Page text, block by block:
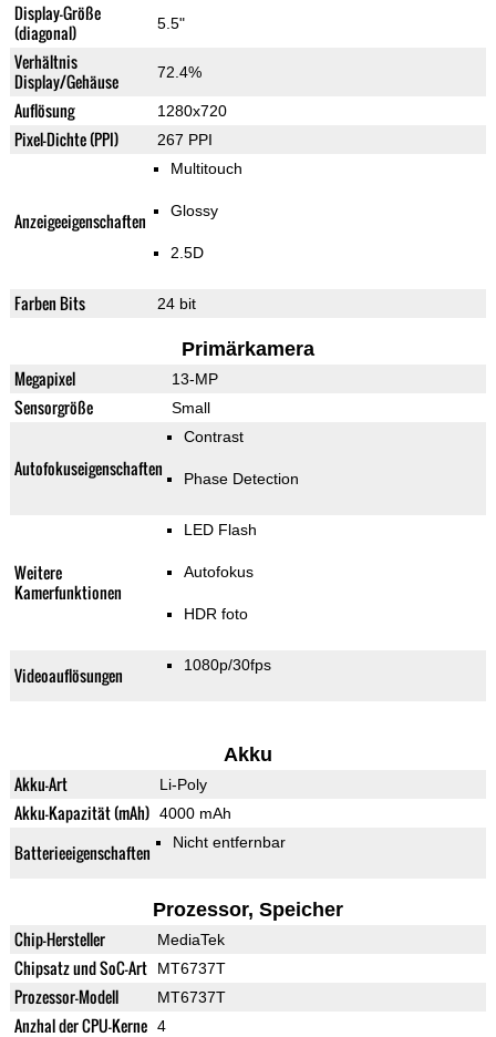
Display-Größe
(diagonal)
5.5"
Verhältnis
Display/Gehäuse
72.4%
Auflösung 1280x720
Pixel-Dichte (PPI) 267 PPI
Anzeigeeigenschaften
Multitouch
Glossy
2.5D
Farben Bits 24 bit
Primärkamera
Megapixel 13-MP
Sensorgröße Small
Autofokuseigenschaften
Contrast
Phase Detection
Weitere
Kamerfunktionen
LED Flash
Autofokus
HDR foto
Videoauflösungen 1080p/30fps
Akku
Akku-Art Li-Poly
Akku-Kapazität (mAh) 4000 mAh
Batterieeigenschaften Nicht entfernbar
Prozessor, Speicher
Chip-Hersteller MediaTek
Chipsatz und SoC-Art MT6737T
Prozessor-Modell MT6737T
Anzhal der CPU-Kerne 4